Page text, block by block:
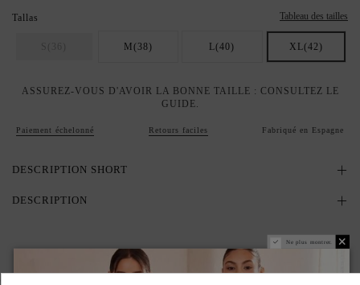
Tallas Tableau des tailles
M(38) L(40) XL(42)
ASSUREZ-VOUS D'AVOIR LA BONNE TAILLE : CONSULTEZ LE
GUIDE.
Paiement échelonné Retours faciles Fabriqué en Espagne
DESCRIPTION SHORT
DESCRIPTION
Ne plus montrer.